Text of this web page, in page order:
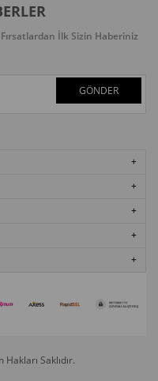
İlk Sizin Haberiniz
GÖNDER
Hakları Saklıdır.